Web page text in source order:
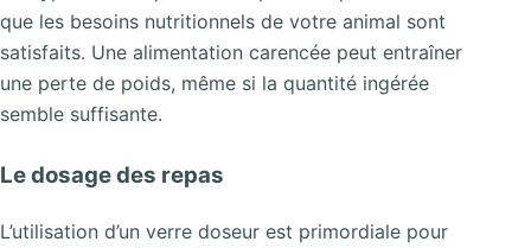
que les besoins nutritionnels de votre animal sont
satisfaits. Une alimentation carencée peut entraîner
une perte de poids, même si la quantité ingérée
semble suffisante.
Le dosage des repas
L’utilisation d’un verre doseur est primordiale pour